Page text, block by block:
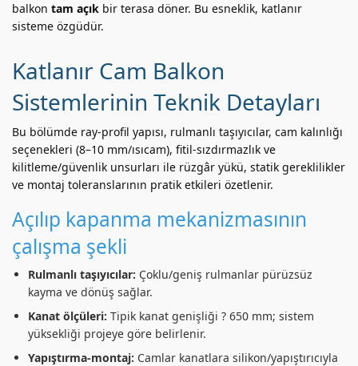
balkon tam açık bir terasa döner. Bu esneklik, katlanır
sisteme özgüdür.
Katlanır Cam Balkon
Sistemlerinin Teknik Detayları
Bu bölümde ray-profil yapısı, rulmanlı taşıyıcılar, cam kalınlığı
seçenekleri (8–10 mm/ısıcam), fitil-sızdırmazlık ve
kilitleme/güvenlik unsurları ile rüzgâr yükü, statik gereklilikler
ve montaj toleranslarının pratik etkileri özetlenir.
Açılıp kapanma mekanizmasının
çalışma şekli
Rulmanlı taşıyıcılar: Çoklu/geniş rulmanlar pürüzsüz
kayma ve dönüş sağlar.
Kanat ölçüleri: Tipik kanat genişliği ? 650 mm; sistem
yüksekliği projeye göre belirlenir.
Yapıştırma-montaj: Camlar kanatlara silikon/yapıştırıcıyla